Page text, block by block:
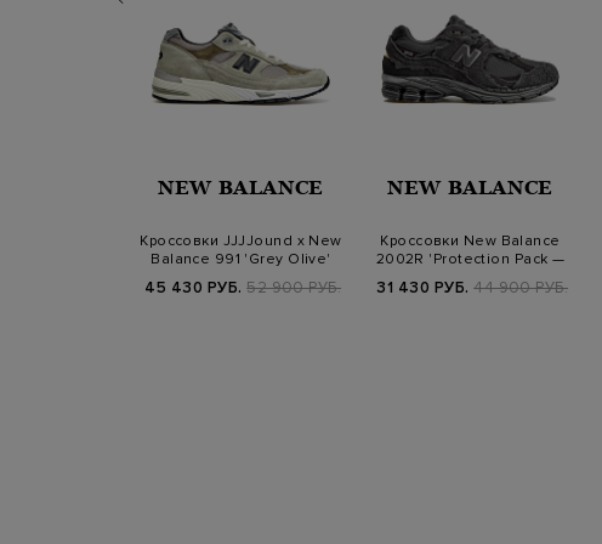
NEW BALANCE
Кроссовки JJJJound x New
Balance 991 'Grey Olive'
45 430 РУБ. 52 900 РУБ.
NEW BALANCE
Кроссовки New Balance
2002R 'Protection Pack —
31 430 РУБ. 44 900 РУБ.